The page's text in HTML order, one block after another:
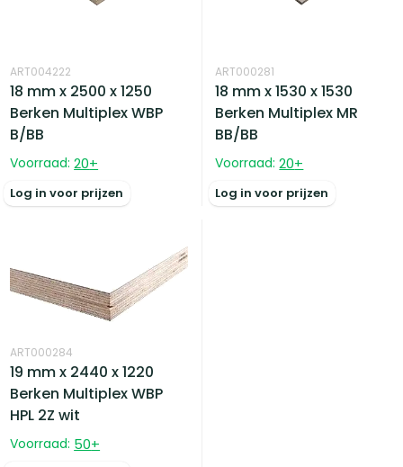
ART004222
18 mm x 2500 x 1250
Berken Multiplex WBP
B/BB
Voorraad: 20+
Log in voor prijzen
ART000281
18 mm x 1530 x 1530
Berken Multiplex MR
BB/BB
Voorraad: 20+
Log in voor prijzen
ART000284
19 mm x 2440 x 1220
Berken Multiplex WBP
HPL 2Z wit
Voorraad: 50+